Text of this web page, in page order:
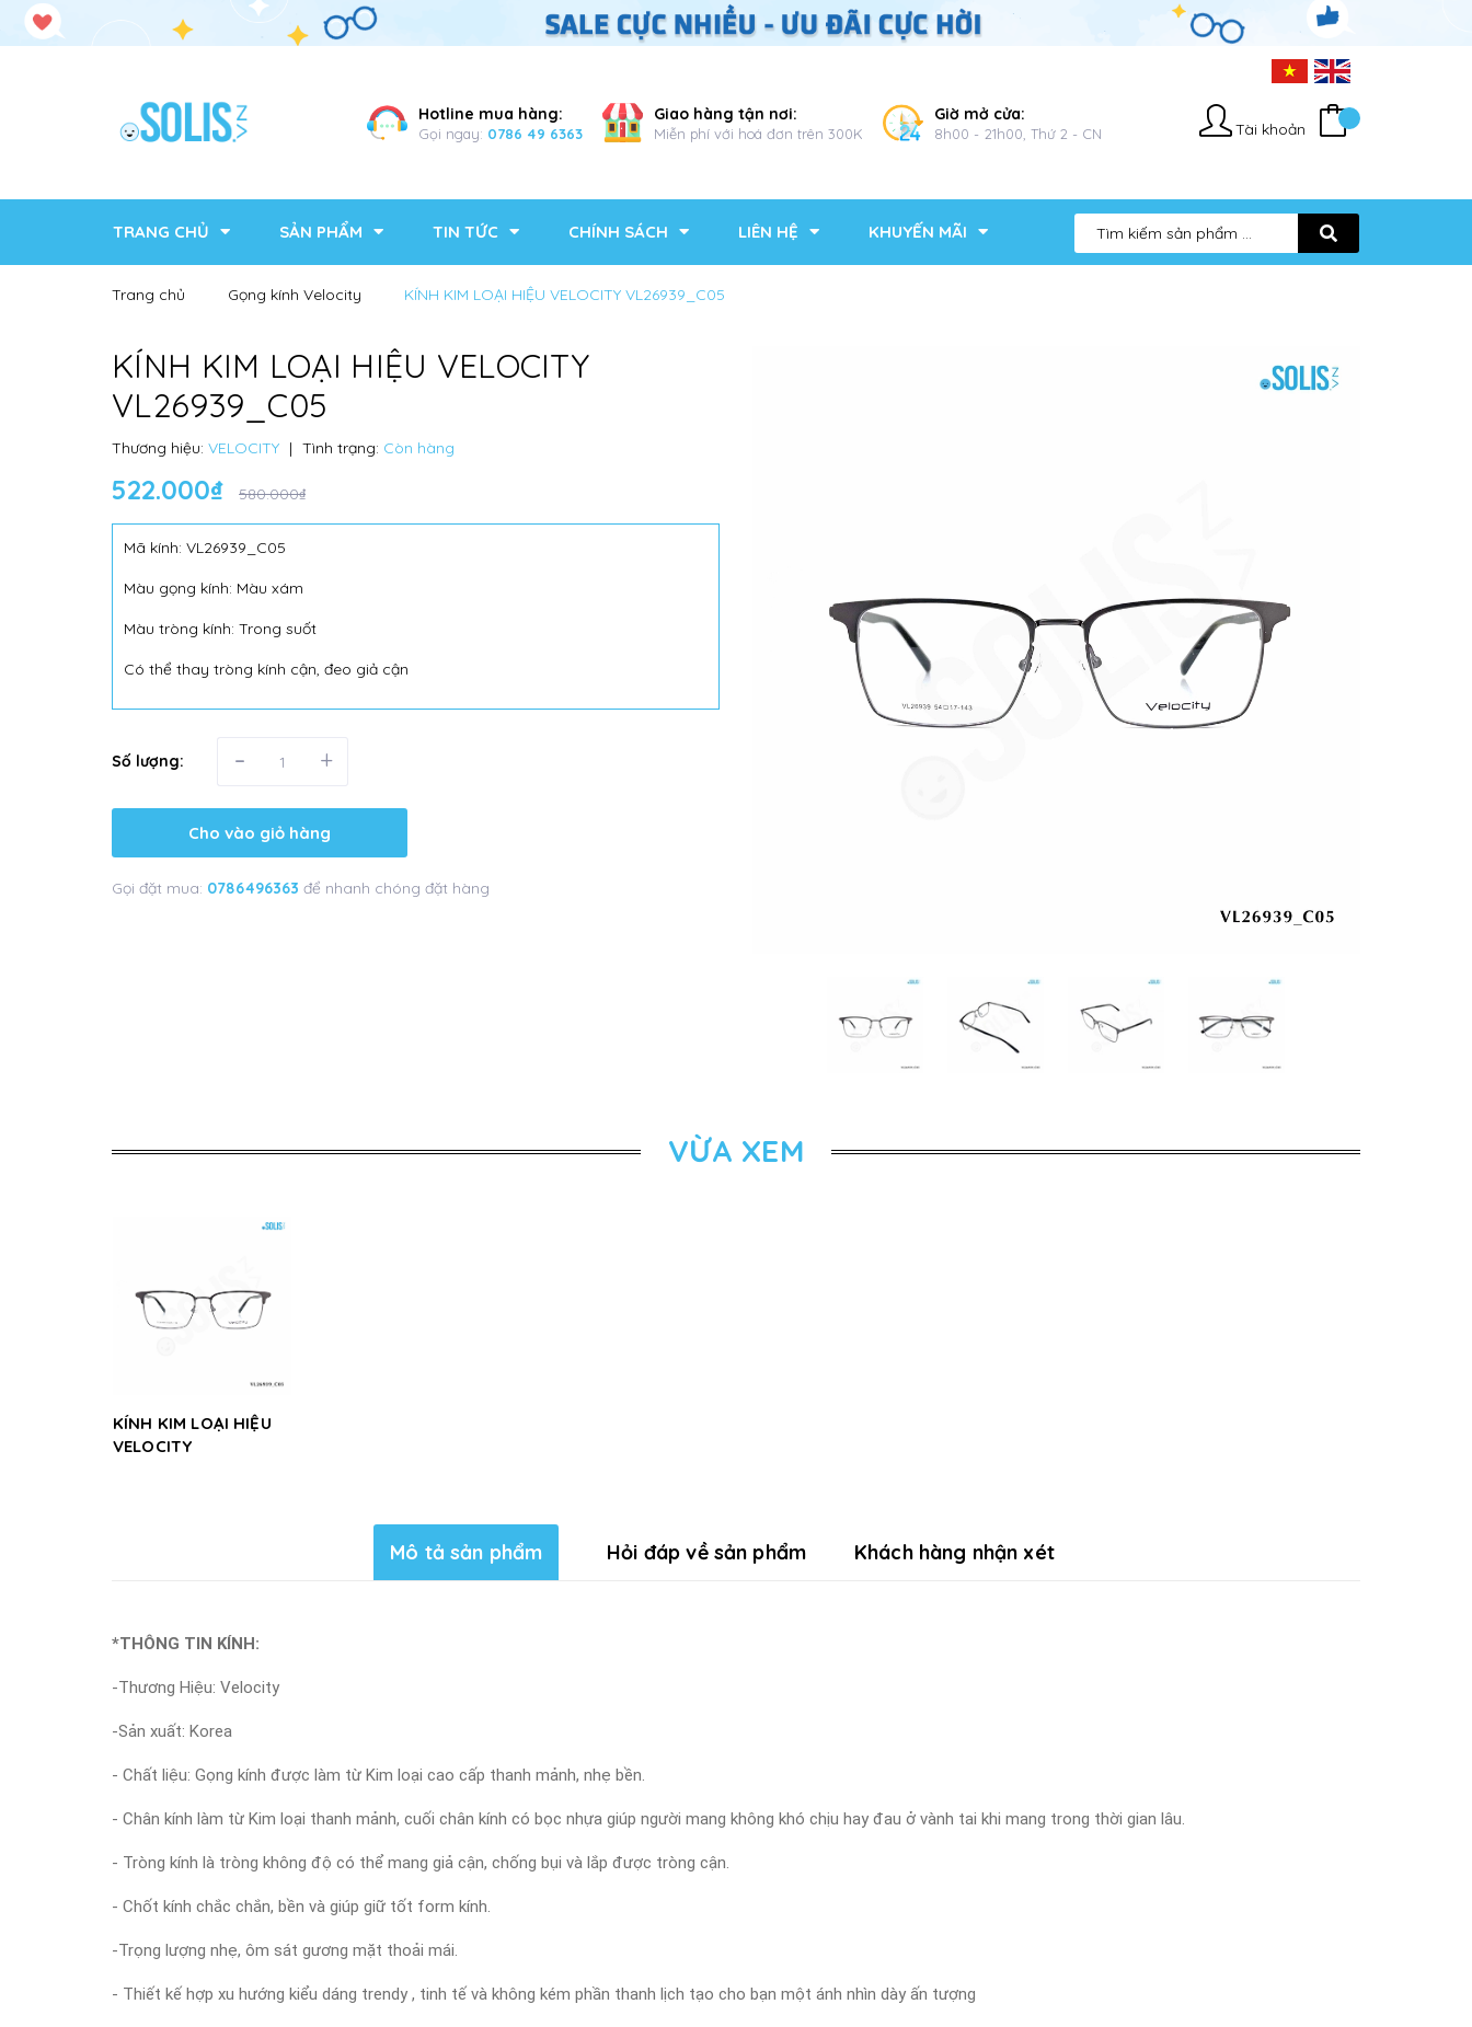
Hotline mua hàng:
Gọi ngay: 0786 49 6363
Giao hàng tận nơi:
Miễn phí với hoá đơn trên 300K
Giờ mở cửa:
8h00 - 21h00, Thứ 2 - CN Tài khoản
TRANG CHỦ SẢN PHẨM TIN TỨC CHÍNH SÁCH LIÊN HỆ KHUYẾN MÃI
Trang chủ Gọng kính Velocity KÍNH KIM LOẠI HIỆU VELOCITY VL26939_C05
KÍNH KIM LOẠI HIỆU VELOCITY
VL26939_C05
Thương hiệu: VELOCITY | Tình trạng: Còn hàng
522.000₫ 580.000₫
Mã kính: VL26939_C05
Màu gọng kính: Màu xám
Màu tròng kính: Trong suốt
Có thể thay tròng kính cận, đeo giả cận
Số lượng: - +
Cho vào giỏ hàng
Gọi đặt mua: 0786496363 để nhanh chóng đặt hàng
VỪA XEM
KÍNH KIM LOẠI HIỆU
VELOCITY
Mô tả sản phẩm Hỏi đáp về sản phẩm Khách hàng nhận xét
*THÔNG TIN KÍNH:
-Thương Hiệu: Velocity
-Sản xuất: Korea
- Chất liệu: Gọng kính được làm từ Kim loại cao cấp thanh mảnh, nhẹ bền.
- Chân kính làm từ Kim loại thanh mảnh, cuối chân kính có bọc nhựa giúp người mang không khó chịu hay đau ở vành tai khi mang trong thời gian lâu.
- Tròng kính là tròng không độ có thể mang giả cận, chống bụi và lắp được tròng cận.
- Chốt kính chắc chắn, bền và giúp giữ tốt form kính.
-Trọng lượng nhẹ, ôm sát gương mặt thoải mái.
- Thiết kế hợp xu hướng kiểu dáng trendy , tinh tế và không kém phần thanh lịch tạo cho bạn một ánh nhìn dày ấn tượng